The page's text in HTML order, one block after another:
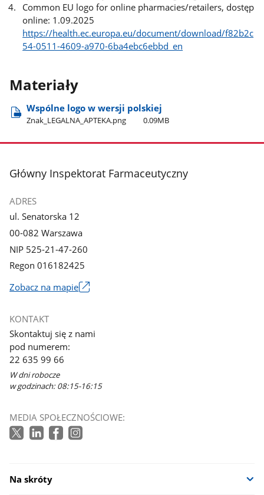
Common EU logo for online pharmacies/retailers, dostęp
online: 1.09.2025
https://health.ec.europa.eu/document/download/f82b2c
54-0511-4609-a970-6ba4ebc6ebbd_en
Materiały
Wspólne logo w wersji polskiej
Znak​_LEGALNA​_APTEKA.png 0.09MB
stopka
Główny Inspektorat Farmaceutyczny
ADRES
ul. Senatorska 12
00-082 Warszawa
NIP 525-21-47-260
Regon 016182425
Zobacz na mapie
się
w
nowym
oknie
KONTAKT
Skontaktuj się z nami
pod numerem:
22 635 99 66
W dni robocze
w godzinach: 08:15-16:15
MEDIA SPOŁECZNOŚCIOWE:
Na skróty